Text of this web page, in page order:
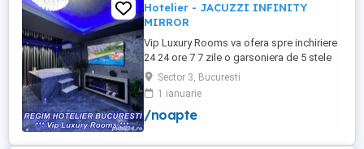
Hotelier - JACUZZI INFINITY
MIRROR
Vip Luxury Rooms va ofera spre inchiriere
24 24 ore 7 7 zile o garsoniera de 5 stele
Luxoase cu un desing unic si deosebit in
Sector 3 Bucuresti . Garsoniera se alfa in
Complex Rezidential Nou . Acces Bariera
Monitorizare Video in Complex ( de la
PRIVAT in complex ...
Sector 3, Bucuresti
1 ianuarie
/noapte